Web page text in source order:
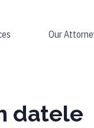
Our
datele